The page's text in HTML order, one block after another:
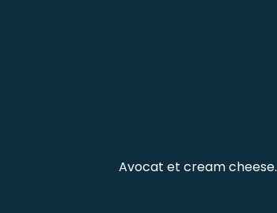
Avocat et cream cheese.